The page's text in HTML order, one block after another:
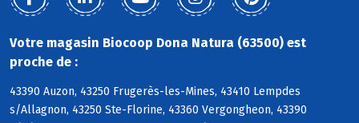
Votre magasin Biocoop Dona Natura (63500) est
proche de :
43390 Auzon, 43250 Frugerès-les-Mines, 43410 Lempdes
s/Allagnon, 43250 Ste-Florine, 43360 Vergongheon, 43390